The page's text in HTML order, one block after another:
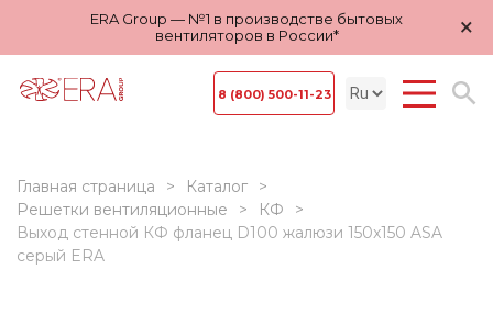
ERA Group — №1 в производстве бытовых
вентиляторов в России*
×
8 (800) 500-11-23
Главная страница
Каталог
Решетки вентиляционные
КФ
Выход стенной КФ фланец D100 жалюзи 150x150 ASA
серый ERA